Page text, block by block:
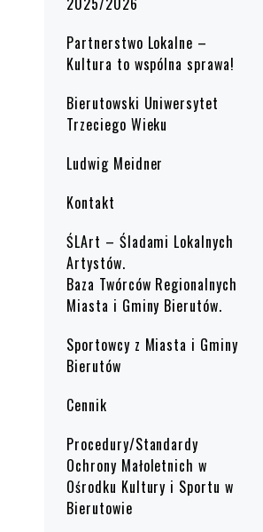
Partnerstwo Lokalne –
Kultura to wspólna sprawa!
Bierutowski Uniwersytet
Trzeciego Wieku
Ludwig Meidner
Kontakt
ŚLArt – Śladami Lokalnych
Artystów.
Baza Twórców Regionalnych
Miasta i Gminy Bierutów.
Sportowcy z Miasta i Gminy
Bierutów
Cennik
Procedury/Standardy
Ochrony Małoletnich w
Ośrodku Kultury i Sportu w
Bierutowie